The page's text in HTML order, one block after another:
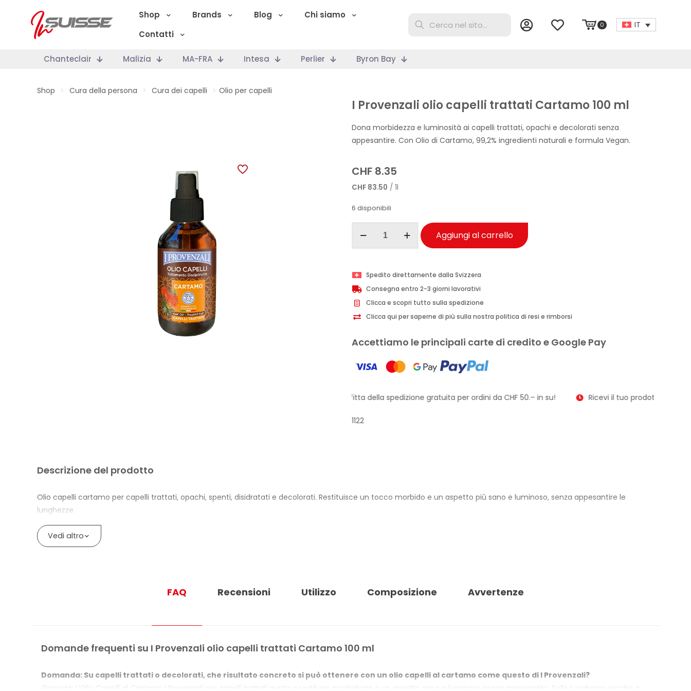
Shop Brands Blog
Chi siamo
Contatti
0 IT
Chanteclair Malizia MA-FRA Intesa Perlier Byron Bay
Shop > Cura della persona > Cura dei capelli > Olio per capelli
I Provenzali olio capelli trattati Cartamo 100 ml
Dona morbidezza e luminosità ai capelli trattati, opachi e decolorati senza
appesantire. Con Olio di Cartamo, 99,2% ingredienti naturali e formula Vegan.
CHF 8.35
CHF 83.50 / 1l
6 disponibili
Provenzali
trattati
Cartamo
100
ml
Aggiungi al carrello
Spedito direttamente dalla Svizzera
Consegna entro 2-3 giorni lavorativi
Clicca e scopri tutto sulla spedizione
Clicca qui per saperne di più sulla nostra politica di resi e rimborsi
Accettiamo le principali carte di credito e Google Pay
Approfitta della spedizione gratuita per ordini da CHF 50.– in su! Ricevi il tuo prodotto in soli
1122
Descrizione del prodotto
Olio capelli cartamo per capelli trattati, opachi, spenti, disidratati e decolorati. Restituisce un tocco morbido e un aspetto più sano e luminoso, senza appesantire le
lunghezze.
La formula a base di Olio di Cartamo aiuta a migliorare morbidezza e brillantezza dei capelli sensibilizzati da trattamenti o decolorazione. La profumazione fruttata
completa l’esperienza d’uso con una nota delicata.
Il flacone è in vetro 100% riciclabile; tappo e dispenser sono in plastica 100% riciclata da post-consumo.
Con Olio di Cartamo e profumazione fruttata delicata
Vedi altro
FAQ Recensioni Utilizzo Composizione Avvertenze
Domande frequenti su I Provenzali olio capelli trattati Cartamo 100 ml
Domanda: Su capelli trattati o decolorati, che risultato concreto si può ottenere con un olio capelli al cartamo come questo di I Provenzali?
Risposta: L’Olio Capelli al Cartamo I Provenzali per capelli trattati punta a restituire morbidezza e un aspetto sano e luminoso senza appesantire. Sulle lunghezze secche o